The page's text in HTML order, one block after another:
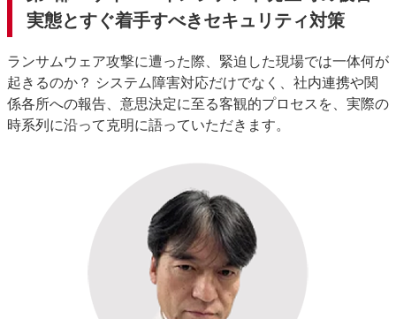
実態とすぐ着手すべきセキュリティ対策
ランサムウェア攻撃に遭った際、緊迫した現場では一体何が
起きるのか？ システム障害対応だけでなく、社内連携や関
係各所への報告、意思決定に至る客観的プロセスを、実際の
時系列に沿って克明に語っていただきます。